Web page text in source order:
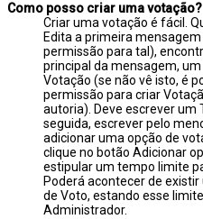
Como posso criar uma votação?
Criar uma votação é fácil.
Edita a primeira
permissão para tal),
principal da mensagem,
Votação (se não vê isto, é
permissão para criar
autoria). Deve escrever um
seguida, escrever pelo
adicionar uma opção de
clique no botão Adicionar
estipular um tempo limite
Poderá acontecer de
de Voto, estando esse
Administrador.